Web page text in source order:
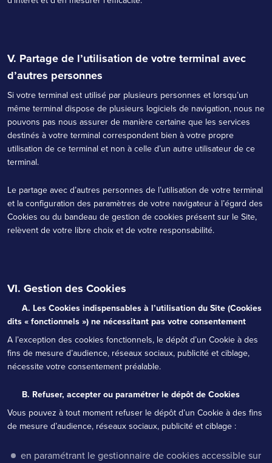
V. Partage de l’utilisation de votre terminal avec
d’autres personnes
Si votre terminal est utilisé par plusieurs personnes et lorsqu’un
même terminal dispose de plusieurs logiciels de navigation, nous ne
pouvons pas nous assurer de manière certaine que les services
destinés à votre terminal correspondent bien à votre propre
utilisation de ce terminal et non à celle d’un autre utilisateur de ce
terminal.
Le partage avec d’autres personnes de l’utilisation de votre terminal
et la configuration des paramètres de votre navigateur à l’égard des
Cookies ou du bandeau de gestion de cookies présent sur le Site,
relèvent de votre libre choix et de votre responsabilité.
VI. Gestion des Cookies
A. Les Cookies indispensables à l’utilisation du Site (Cookies
dits « fonctionnels ») ne nécessitant pas votre consentement
A l’exception des cookies fonctionnels, le dépôt d’un Cookie à des
fins de mesure d’audience, réseaux sociaux, publicité et ciblage,
nécessite votre consentement préalable.
B. Refuser, accepter ou paramétrer le dépôt de Cookies
Vous pouvez à tout moment refuser le dépôt d’un Cookie à des fins
de mesure d’audience, réseaux sociaux, publicité et ciblage :
en paramétrant le gestionnaire de cookies accessible sur